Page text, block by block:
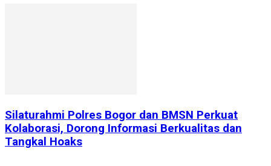
Silaturahmi Polres Bogor dan BMSN Perkuat
Kolaborasi, Dorong Informasi Berkualitas dan
Tangkal Hoaks